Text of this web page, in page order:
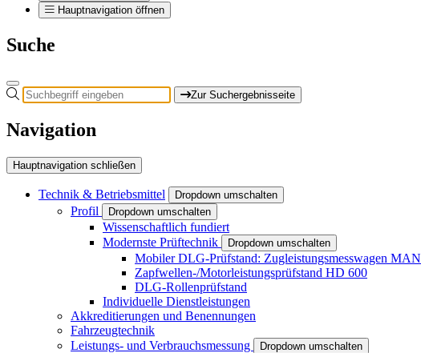
Hauptnavigation öffnen
Suche
Zur Suchergebnisseite
Navigation
Hauptnavigation schließen
Technik & Betriebsmittel Dropdown umschalten
Profil Dropdown umschalten
Wissenschaftlich fundiert
Modernste Prüftechnik
Dropdown umschalten
Mobiler DLG-Prüfstand: Zugleistungsmesswagen MAN
Zapfwellen-/Motorleistungsprüfstand HD 600
DLG-Rollenprüfstand
Individuelle Dienstleistungen
Akkreditierungen und Benennungen
Fahrzeugtechnik
Leistungs- und Verbrauchsmessung
Dropdown umschalten